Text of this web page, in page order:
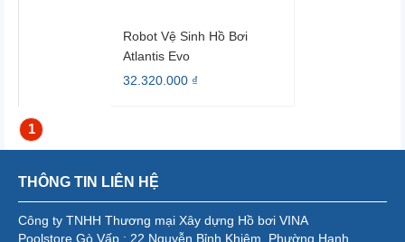
Robot Vệ Sinh Hồ Bơi
Atlantis Evo
32.320.000 ₫
1
THÔNG TIN LIÊN HỆ
Công ty TNHH Thương mại Xây dựng Hồ bơi VINA
Poolstore Gò Vấp : 22 Nguyễn Bỉnh Khiêm, Phường Hạnh